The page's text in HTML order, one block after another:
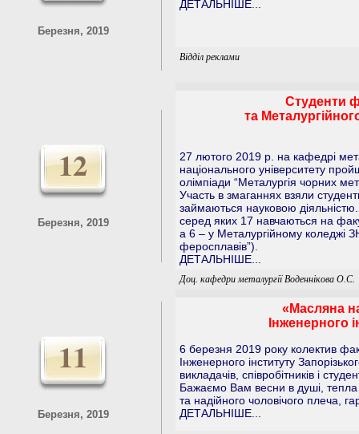
Березня, 2019
ДЕТАЛЬНІШЕ...
Відділ реклами
12
Березня, 2019
Студенти
та
27 лютого 2019 p. на кафедрі
національного університету
олімпіади “Металургія чорних
Участь в змаганнях взяли
займаються науковою
серед яких 17 навчаються на
а 6 – у Металургійному коледжі
феросплавів”).
ДЕТАЛЬНІШЕ...
Доц. кафедри металургії Воденнікова О.С.
11
Березня, 2019
«Масляна
Інженерного
6 березня 2019 року колектив
Інженерного інституту
викладачів, співробітників і
Бажаємо Вам весни в душі, тепла
та надійного чоловічого плеча,
ДЕТАЛЬНІШЕ...